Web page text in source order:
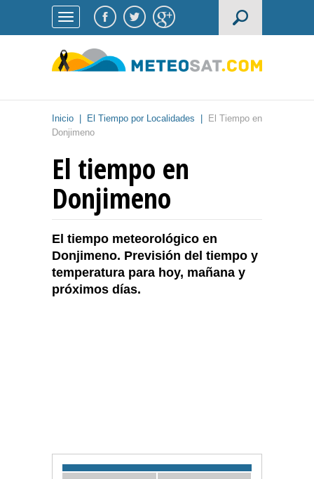
Inicio El Tiempo por Localidades
El Tiempo en
Donjimeno
El tiempo en
Donjimeno
El tiempo meteorológico en
Donjimeno. Previsión del tiempo y
temperatura para hoy, mañana y
próximos días.